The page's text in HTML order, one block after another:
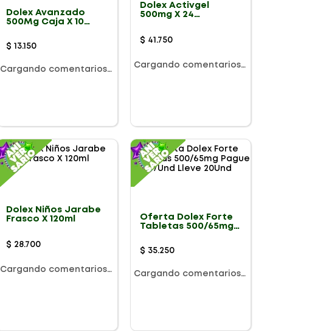
Dolex Avanzado
500Mg Caja X 10
Recubiertas
$ 13.150
Cargando comentarios…
Dolex Activgel
500mg X 24
$ 41 .750
Cargando comentarios…
Dolex Niños Jarabe
Frasco X 120ml
$ 28.700
Cargando comentarios…
Oferta Dolex Forte
Tabletas 500/65mg
20Und
$ 35.250
Cargando comentarios…